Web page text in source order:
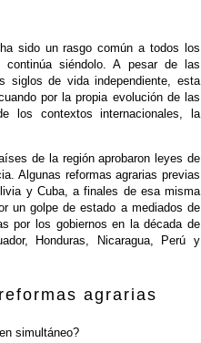
sido un rasgo común a todos los
siéndolo. A pesar de las
siglos de vida independiente, esta
por la propia evolución de las
los contextos internacionales, la
de la región aprobaron leyes de
Algunas reformas agrarias previas
y Cuba, a finales de esa misma
un golpe de estado a mediados de
por los gobiernos en la década de
Honduras, Nicaragua, Perú y
agrarias
simultáneo?